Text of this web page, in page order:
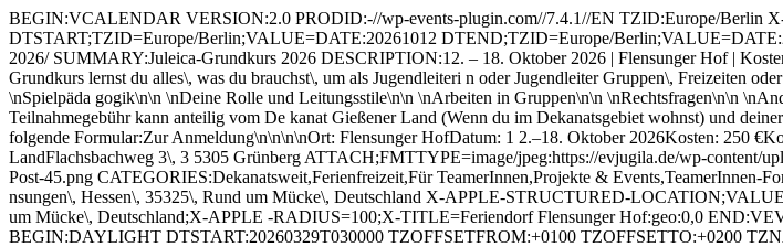
BEGIN:VCALENDAR VERSION:2.0 PRODID:-//wp-events-plugin.com//7.4.1//EN TZID:Europe/Berlin
DTSTART;TZID=Europe/Berlin;VALUE=DATE:20261012 DTEND;TZID=Europe/
2026/ SUMMARY:Juleica-Grundkurs 2026 DESCRIPTION:12. – 18. Oktober 2026 | Flensunger Hof |
Grundkurs lernst du alles\, was du brauchst\, um als Jugendleiteri n oder Jugendleiter Gruppen\, Freizeiten
\nSpielpäda gogik\n\n \nDeine Rolle und Leitungsstile\n\n \nArbeiten in Gruppen\n\n \nRechtsfragen\n\n
Teilnahmegebühr kann anteilig vom De kanat Gießener Land (Wenn du im Dekanatsgebiet wohnst) und
folgende Formular:Zur Anmeldung\n\n\n\nOrt: Flensunger HofDatum: 1 2.–18. Oktober 2026Kosten: 250
LandFlachsbachweg 3\, 3 5305 Grünberg ATTACH;FMTTYPE=image/jpeg:https://evjugila.de/wp-content/
Post-45.png CATEGORIES:Dekanatsweit,Ferienfreizeit,Für TeamerInnen,Projekte &
nsungen\, Hessen\, 35325\, Rund um Mücke\, Deutschland X-APPLE-STRUCTURED-
um Mücke\, Deutschland;X-APPLE -RADIUS=100;X-TITLE=Feriendorf Flensunger Hof:geo:0,0
BEGIN:DAYLIGHT DTSTART:20260329T030000 TZOFFSETFROM:+0100 TZOFFSETTO:+0200